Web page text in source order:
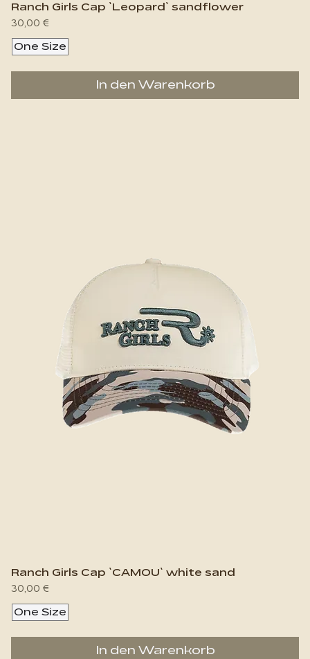
Ranch Girls Cap `Leopard` sandflower
Preis
30,00 €
One Size
In den Warenkorb
Ranch Girls Cap `CAMOU` white sand
Preis
30,00 €
One Size
In den Warenkorb